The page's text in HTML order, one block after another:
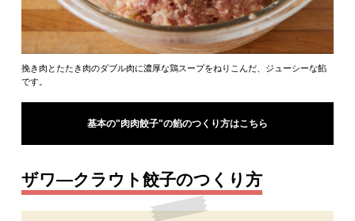
挽き肉とたたき肉のダブル肉に濃厚な鶏スープをねりこんだ、ジューシーな餡
です。
基本の"肉肉餃子"の餡のつくり方はこちら
ザワ―クラウト餃子のつくり方